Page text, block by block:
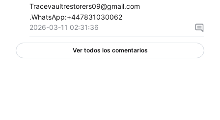
Tracevaultrestorers09@gmail.com
.WhatsApp:+447831030062
2026-03-11 02:31:36
Ver todos los comentarios